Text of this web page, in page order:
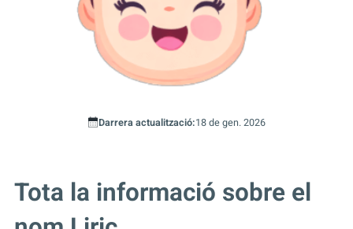
Darrera actualització:18 de gen. 2026
Tota la informació sobre el